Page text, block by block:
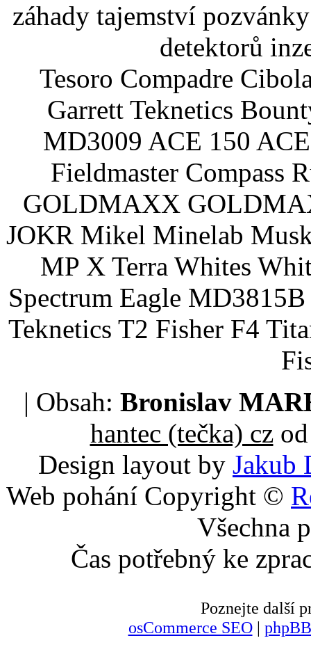
záhady tajemství
detektorů
Tesoro Compadre
Garrett Teknetics
MD3009 ACE 150
Fieldmaster Compass
GOLDMAXX
JOKR Mikel Minelab
MP X Terra Whites
Spectrum Eagle
Teknetics T2 Fisher F4
| Obsah: Bronislav
hantec (tečka) czod
Design layout by Jakub
Web pohání Copyright ©
Všechna
Čas potřebný ke
Poznejte další
osCommerce SEO|